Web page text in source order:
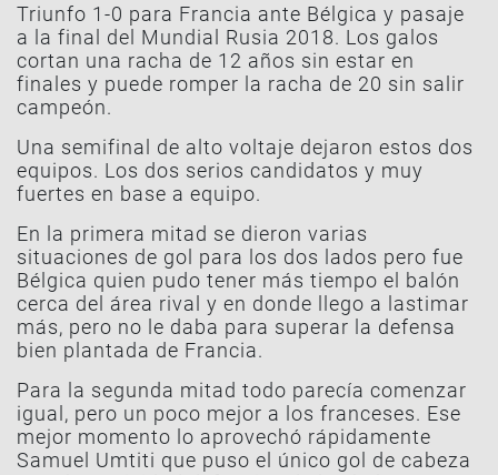
Triunfo 1-0 para Francia ante Bélgica y pasaje
a la final del Mundial Rusia 2018. Los galos
cortan una racha de 12 años sin estar en
finales y puede romper la racha de 20 sin salir
campeón.
Una semifinal de alto voltaje dejaron estos dos
equipos. Los dos serios candidatos y muy
fuertes en base a equipo.
En la primera mitad se dieron varias
situaciones de gol para los dos lados pero fue
Bélgica quien pudo tener más tiempo el balón
cerca del área rival y en donde llego a lastimar
más, pero no le daba para superar la defensa
bien plantada de Francia.
Para la segunda mitad todo parecía comenzar
igual, pero un poco mejor a los franceses. Ese
mejor momento lo aprovechó rápidamente
Samuel Umtiti que puso el único gol de cabeza